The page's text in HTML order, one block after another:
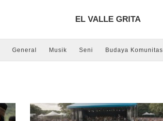
EL VALLE GRITA
General Musik Seni Budaya Komunitas